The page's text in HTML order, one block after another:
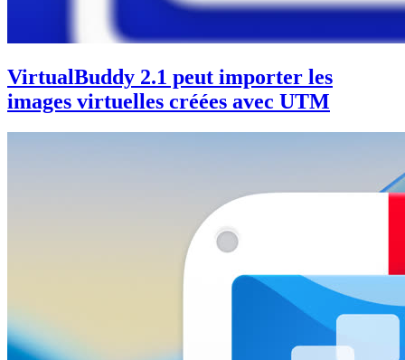
VirtualBuddy 2.1 peut importer les
images virtuelles créées avec UTM